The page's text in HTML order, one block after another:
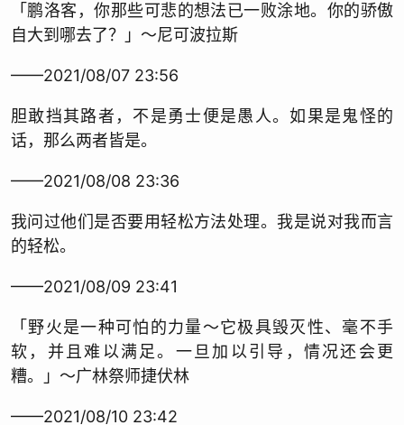
「鹏洛客，你那些可悲的想法已一败涂地。你的骄傲
自大到哪去了？」～尼可波拉斯
——2021/08/07 23:56
胆敢挡其路者，不是勇士便是愚人。如果是鬼怪的
话，那么两者皆是。
——2021/08/08 23:36
我问过他们是否要用轻松方法处理。我是说对我而言
的轻松。
——2021/08/09 23:41
「野火是一种可怕的力量～它极具毁灭性、毫不手
软，并且难以满足。一旦加以引导，情况还会更
糟。」～广林祭师捷伏林
——2021/08/10 23:42